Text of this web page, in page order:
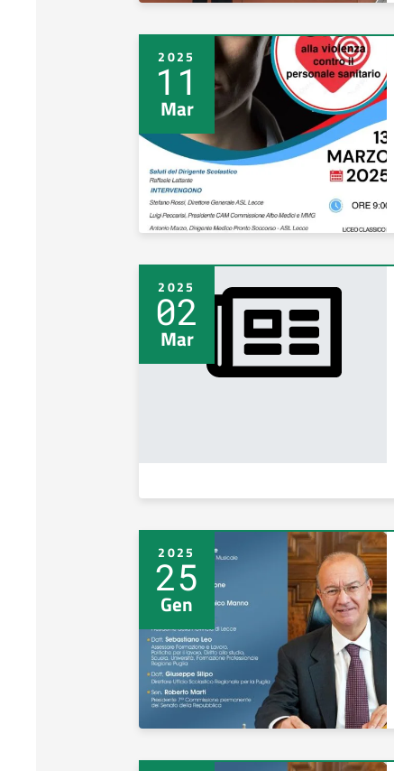
2025
11
Mar
2025
02
Mar
2025
25
Gen